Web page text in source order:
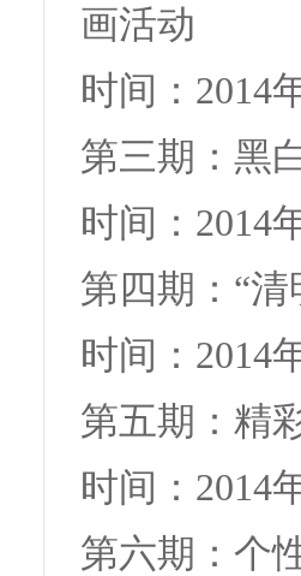
画活动
时间：2014
第三期：黑
时间：2014
第四期：“
时间：2014
第五期：精
时间：2014
第六期：个